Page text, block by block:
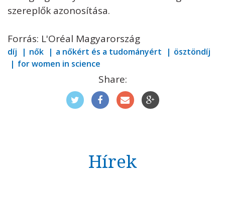
szereplők azonosítása.
Forrás: L'Oréal Magyarország
díj nők a nőkért és a tudományért
ösztöndíj
for women in science
Share:
Hírek